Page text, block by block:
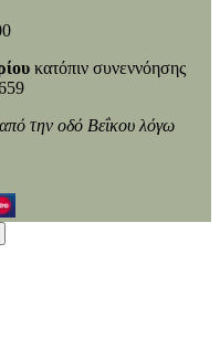
κατόπιν συνεννόησης
την οδό Βεΐκου λόγω